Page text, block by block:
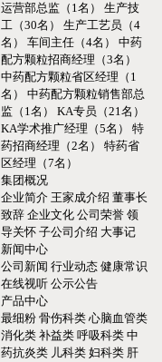
运营部总监（1名）
生产技
工（30名）
生产工艺员（4
名）
车间主任（4名）
中药
配方颗粒招商经理（3名）
中药配方颗粒省区经理（1
名）
中药配方颗粒销售部总
监（1名）
KA专员（21名）
KA学术推广经理（5名）
特
药招商经理（2名）
特药省
区经理（7名）
集团概况
企业简介 王家成介绍 董事长
致辞 企业文化 公司荣誉 领
导关怀 子公司介绍 大事记
新闻中心
公司新闻 行业动态 健康常识
在线视听 公示公告
产品中心
最细粉 骨伤科类 心脑血管类
消化类 补益类 呼吸科类 中
药抗炎类 儿科类 妇科类 肝